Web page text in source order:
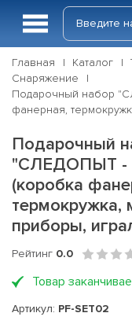
Главная Каталог
Снаряжение
Подарочный набор
фанерная,
Подарочный
"СЛЕДОПЫТ -
(коробка
термокружка,
приборы,
Рейтинг 0.0
Товар
Артикул: PF-SET02